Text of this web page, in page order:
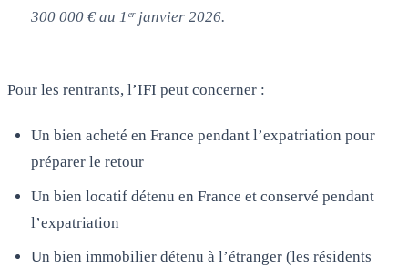
300 000 € au 1ᵉʳ janvier 2026.
Pour les rentrants, l’IFI peut concerner :
Un bien acheté en France pendant l’expatriation pour
préparer le retour
Un bien locatif détenu en France et conservé pendant
l’expatriation
Un bien immobilier détenu à l’étranger (les résidents